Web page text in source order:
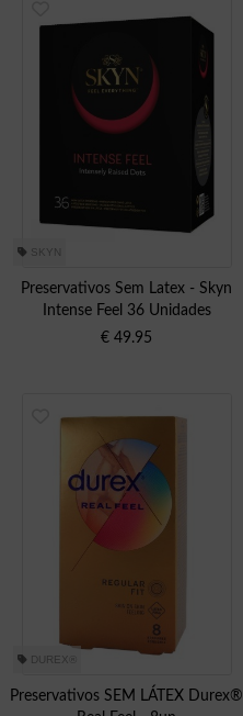
SKYN
Preservativos Sem Latex - Skyn
Intense Feel 36 Unidades
€ 49.95
DUREX®
Preservativos SEM LÁTEX Durex®